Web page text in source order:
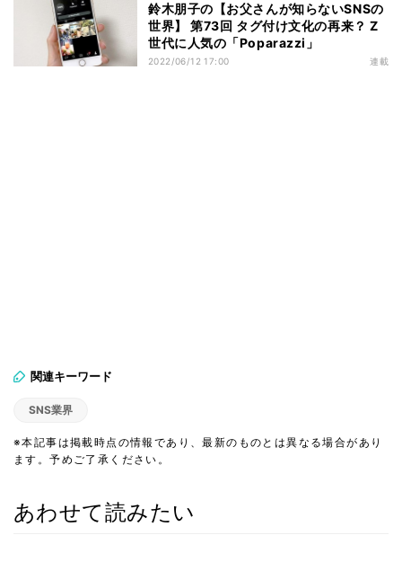
鈴木朋子の【お父さんが知らないSNSの
世界】 第73回 タグ付け文化の再来？ Z
世代に人気の「Poparazzi」
2022/06/12 17:00 連載
関連キーワード
SNS業界
※本記事は掲載時点の情報であり、最新のものとは異なる場合があり
ます。予めご了承ください。
あわせて読みたい